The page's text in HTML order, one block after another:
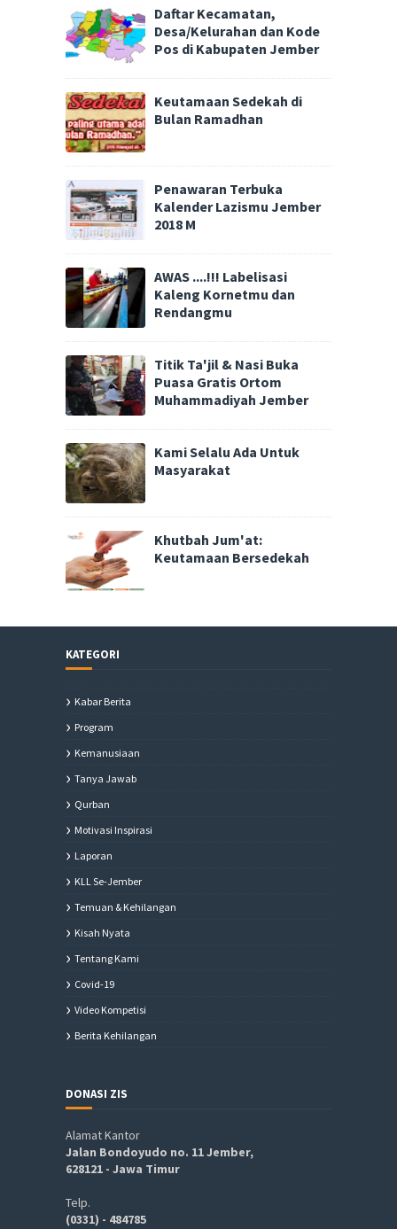
Daftar Kecamatan,
Desa/Kelurahan dan Kode
Pos di Kabupaten Jember
Keutamaan Sedekah di
Bulan Ramadhan
Penawaran Terbuka
Kalender Lazismu Jember
2018 M
AWAS ....!!! Labelisasi
Kaleng Kornetmu dan
Rendangmu
Titik Ta'jil & Nasi Buka
Puasa Gratis Ortom
Muhammadiyah Jember
Kami Selalu Ada Untuk
Masyarakat
Khutbah Jum'at:
Keutamaan Bersedekah
KATEGORI
Kabar Berita
Program
Kemanusiaan
Tanya Jawab
Qurban
Motivasi Inspirasi
Laporan
KLL Se-Jember
Temuan & Kehilangan
Kisah Nyata
Tentang Kami
Covid-19
Video Kompetisi
Berita Kehilangan
DONASI ZIS
Alamat Kantor
Jalan Bondoyudo no. 11 Jember,
628121 - Jawa Timur
Telp.
(0331) - 484785